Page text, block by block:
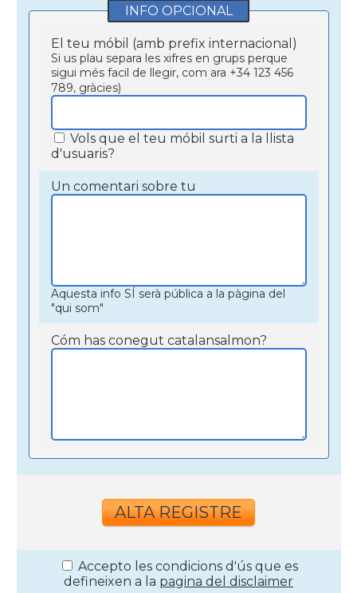
INFO OPCIONAL
El teu móbil (amb prefix internacional)
Si us plau separa les xifres en grups perque
sigui més facil de llegir, com ara +34 123 456
789, gràcies)
d'usuaris?
Un comentari sobre tu
Aquesta info SÍ serà pública a la pàgina del
"qui som"
Cóm has conegut catalansalmon?
Accepto les condicions d'ús que es
defineixen a la pagina del disclaimer